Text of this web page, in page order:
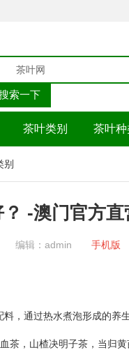
茶叶类别 茶叶种
别
-澳门官方
编辑：admin 手机版
通过热水煮泡形成的养生
，山楂决明子茶，当归黄